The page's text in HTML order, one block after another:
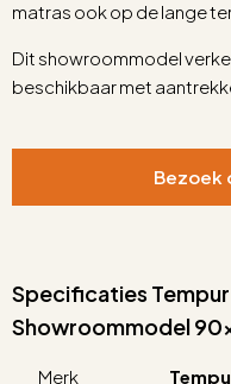
matras ook op de lange
Dit showroommodel
beschikbaar met
Bezoek
Specificaties Tempur
Showroommodel
Merk